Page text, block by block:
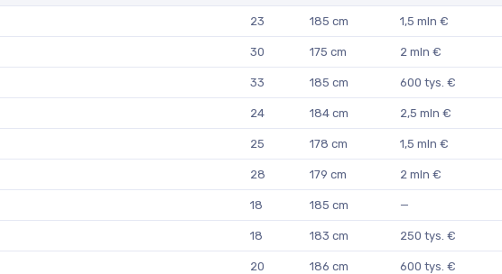
23 185 cm 1,5 mln €
30 175 cm 2 mln €
33 185 cm 600 tys. €
24 184 cm 2,5 mln €
25 178 cm 1,5 mln €
28 179 cm 2 mln €
18 185 cm —
18 183 cm 250 tys. €
20 186 cm 600 tys. €